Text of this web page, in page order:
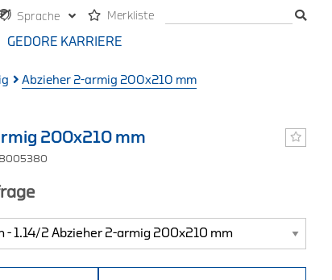
Sprache Merkliste
GEDORE KARRIERE
Abzieher 2-armig 200x210 mm
200x210 mm
8005380